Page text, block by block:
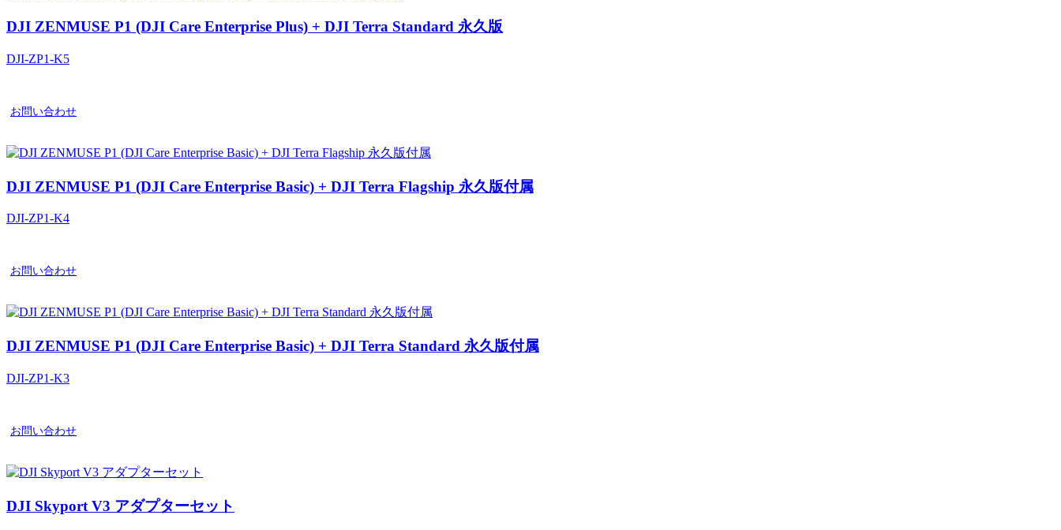
DJI ZENMUSE P1 (DJI Care Enterprise Plus) + DJI Terra Standard 永久版
DJI-ZP1-K5
お問い合わせ
DJI ZENMUSE P1 (DJI Care Enterprise Basic) + DJI Terra Flagship 永久版付属
DJI-ZP1-K4
お問い合わせ
DJI ZENMUSE P1 (DJI Care Enterprise Basic) + DJI Terra Standard 永久版付属
DJI-ZP1-K3
お問い合わせ
DJI Skyport V3 アダプターセット